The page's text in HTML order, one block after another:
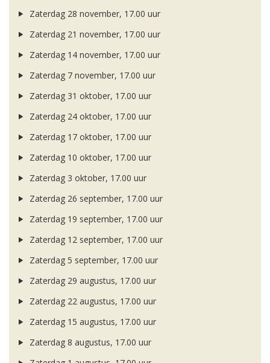
Zaterdag 28 november, 17.00 uur
Zaterdag 21 november, 17.00 uur
Zaterdag 14 november, 17.00 uur
Zaterdag 7 november, 17.00 uur
Zaterdag 31 oktober, 17.00 uur
Zaterdag 24 oktober, 17.00 uur
Zaterdag 17 oktober, 17.00 uur
Zaterdag 10 oktober, 17.00 uur
Zaterdag 3 oktober, 17.00 uur
Zaterdag 26 september, 17.00 uur
Zaterdag 19 september, 17.00 uur
Zaterdag 12 september, 17.00 uur
Zaterdag 5 september, 17.00 uur
Zaterdag 29 augustus, 17.00 uur
Zaterdag 22 augustus, 17.00 uur
Zaterdag 15 augustus, 17.00 uur
Zaterdag 8 augustus, 17.00 uur